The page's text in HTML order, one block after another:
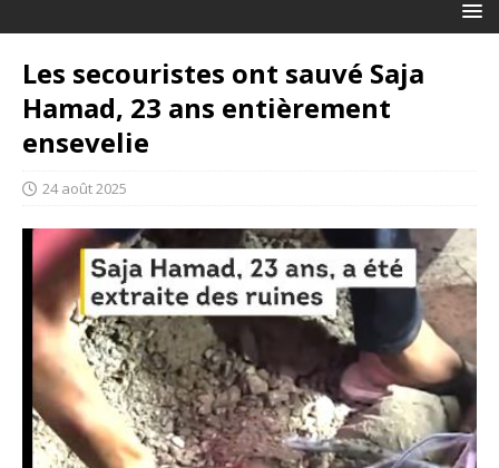
Les secouristes ont sauvé Saja
Hamad, 23 ans entièrement
ensevelie
24 août 2025